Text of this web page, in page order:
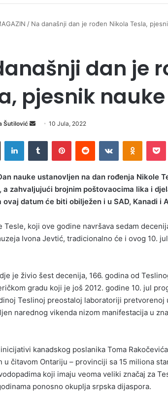
/ Na današnji dan je rođen Nikola Tesla,
dan je
pjesnik nauke
Šutilović
n
d
m
i
l
10 Jula, 2022
nauke ustanovljen na dan rođenja Nikole
a zahvaljujući brojnim poštovaocima lika i
ovaj datum će biti obilježen i u SAD, Kanadi i
Tesle, koji ove godine navršava sedam
Ivona Jevtić, tradicionalno će i ovog 10.
je živio šest decenija, 166. godina od
gradu koji je još 2012. godine 10. jul
Teslinoj preostaloj laboratoriji pretvorenoj
narednog vikenda nizom manifestacija u
kanadskog poslanika Toma
u čitavom Ontariju – provinciji sa 15 miliona
koji imaju veoma veliki značaj za
ponosno okuplja srpska dijaspora.